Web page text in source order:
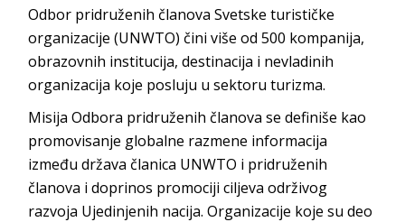
Odbor pridruženih članova Svetske turističke
organizacije (UNWTO) čini više od 500 kompanija,
obrazovnih institucija, destinacija i nevladinih
organizacija koje posluju u sektoru turizma.
Misija Odbora pridruženih članova se definiše kao
promovisanje globalne razmene informacija
između država članica UNWTO i pridruženih
članova i doprinos promociji ciljeva održivog
razvoja Ujedinjenih nacija. Organizacije koje su deo